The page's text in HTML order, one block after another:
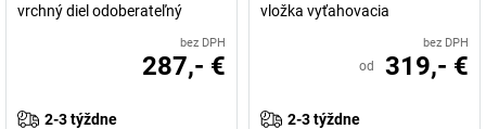
vrchný diel odoberateľný
bez DPH
287,- €
2-3 týždne
vložka vyťahovacia
bez DPH
od 319,- €
2-3 týždne